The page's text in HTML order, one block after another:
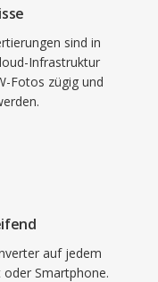
sind in
Infrastruktur
Fotos zügig und
auf jedem
Smartphone.